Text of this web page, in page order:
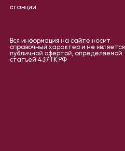
станции
Вся информация на сайте носит
справочный характер и не является
публичной офертой, определяемой
статьей 437 ГК РФ